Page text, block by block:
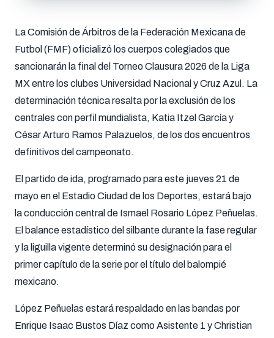
La Comisión de Árbitros de la Federación Mexicana de
Futbol (FMF) oficializó los cuerpos colegiados que
sancionarán la final del Torneo Clausura 2026 de la Liga
MX entre los clubes Universidad Nacional y Cruz Azul. La
determinación técnica resalta por la exclusión de los
centrales con perfil mundialista, Katia Itzel García y
César Arturo Ramos Palazuelos, de los dos encuentros
definitivos del campeonato.
El partido de ida, programado para este jueves 21 de
mayo en el Estadio Ciudad de los Deportes, estará bajo
la conducción central de Ismael Rosario López Peñuelas.
El balance estadístico del silbante durante la fase regular
y la liguilla vigente determinó su designación para el
primer capítulo de la serie por el título del balompié
mexicano.
López Peñuelas estará respaldado en las bandas por
Enrique Isaac Bustos Díaz como Asistente 1 y Christian